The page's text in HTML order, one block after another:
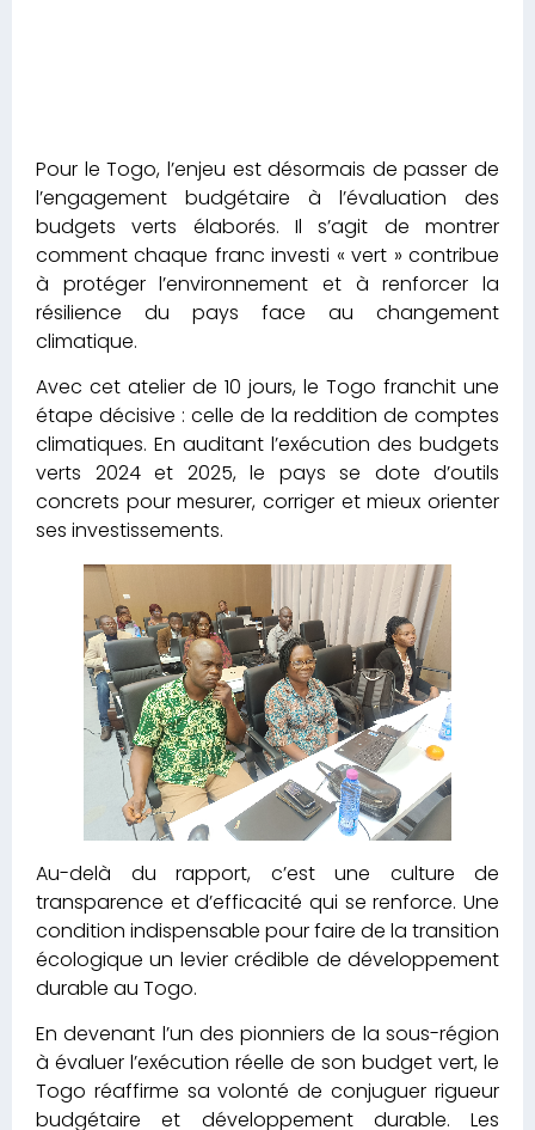
comment chaque franc investi « vert » contribue
à protéger l’environnement et à renforcer la
résilience du pays face au changement
climatique.
Avec cet atelier de 10 jours, le Togo franchit une
étape décisive : celle de la reddition de comptes
climatiques. En auditant l’exécution des budgets
verts 2024 et 2025, le pays se dote d’outils
concrets pour mesurer, corriger et mieux orienter
ses investissements.
Au-delà du rapport, c’est une culture de
transparence et d’efficacité qui se renforce. Une
condition indispensable pour faire de la transition
écologique un levier crédible de développement
durable au Togo.
En devenant l’un des pionniers de la sous-région
à évaluer l’exécution réelle de son budget vert, le
Togo réaffirme sa volonté de conjuguer rigueur
budgétaire et développement durable. Les
conclusions de cet atelier, attendues à la mi-
juillet, poseront les bases d’une gouvernance
financière résolument tournée vers l’avenir.